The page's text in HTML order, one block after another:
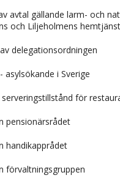
avtal gällande larm- och
och Liljeholmens hemtjänst
delegationsordningen
asylsökande i Sverige
för
pensionärsrådet
handikapprådet
förvaltningsgruppen